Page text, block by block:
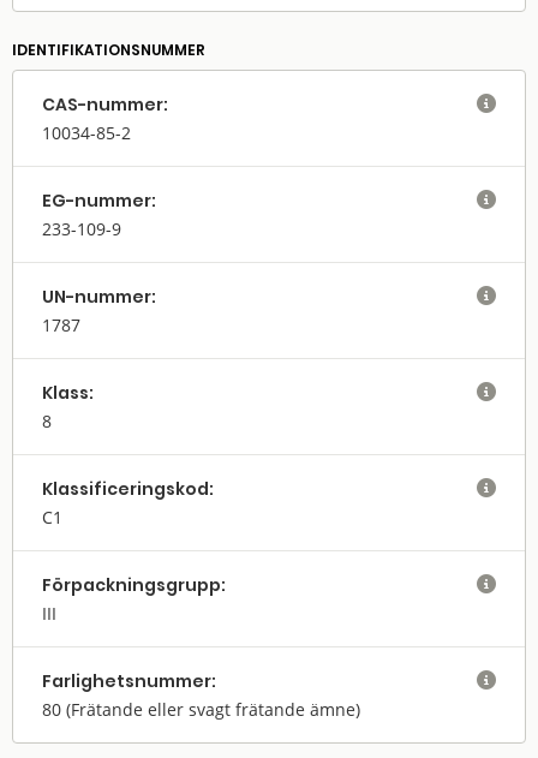
IDENTIFIKATIONSNUMMER
CAS-nummer:
10034-85-2

EG-nummer:
233-109-9

UN-nummer:
1787

Klass:
8

Klassifi­cerings­kod:
C1

Förpack­nings­grupp:
III

Farlighets­nummer:
80 (Frätande eller svagt frätande ämne)
